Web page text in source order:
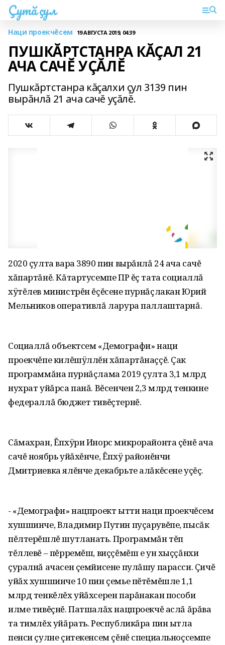
Çутă çул
Наци проекчĕсем 19 АВГУСТА 2019, 04:39
ПУШКĂРТСТАНРА КĂÇАЛ 21
АЧА САЧĔ УÇĂЛĔ
Пушкăртстанра кăçалхи çул 3139 пин
вырăнлă 21 ача сачĕ уçăлĕ.
2020 çулта вара 3890 пин вырăнлă 24 ача сачĕ
хăпартăнĕ. Кăтартусемпе ПР ĕç тата социаллă
хÿтĕлев министрĕн ĕçĕсене пурнăçлакан Юрий
Мельников оперативлă ларура паллаштарнă.
Социаллă объектсем «Демографи» наци
проекчĕпе килĕшÿллĕн хăпартăнаççĕ. Çак
программăна пурнăçлама 2019 çулта 3‚1 млрд
нухрат уйăрса панă. Вĕсенчен 2‚3 млрд тенкине
федераллă бюджет тивĕçтернĕ.
Сăмахран‚ Ĕпхÿри Инорс микрорайонта çĕнĕ ача
сачĕ ноябрь уйăхĕнче‚ Ĕпхÿ районĕнчи
Дмитриевка ялĕнче декабрьте алăкĕсене уçĕç.
- «Демографи» нацпроект ытти наци проекчĕсем
хушшинче‚ Владимир Путин пуçарувĕпе‚ пысăк
пĕлтерĕшлĕ шутланать. Программăн тĕп
тĕллевĕ – пĕрремĕш‚ виççĕмĕш е ун хыççăнхи
çуралнă ачасен çемйисене пулăшу парасси. Çичĕ
уйăх хушшинче 10 пин çемье пĕтĕмĕшле 1‚1
млрд тенкĕлĕх уйăхсерен парăнакан пособи
илме тивĕçнĕ. Патшалăх нацпроекчĕ аслă ăрăва
та тимлĕх уйăрать. Республикăра пин ытла
пенси çулне çитекенсем çĕнĕ специальноçсемпе